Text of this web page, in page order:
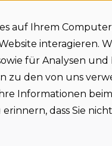
auf Ihrem
interagieren.
für Analysen
zu den von uns
Informationen
dass Sie
Support home